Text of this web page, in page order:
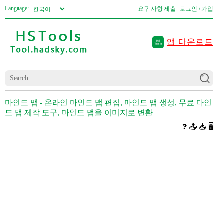
Language: 요구 사항 제출 로그인 / 가입
앱 다운로드
마인드 맵 - 온라인 마인드 맵 편집, 마인드 맵 생성, 무료 마인
드 맵 제작 도구, 마인드 맵을 이미지로 변환
❓ 📤 📥 🖥️